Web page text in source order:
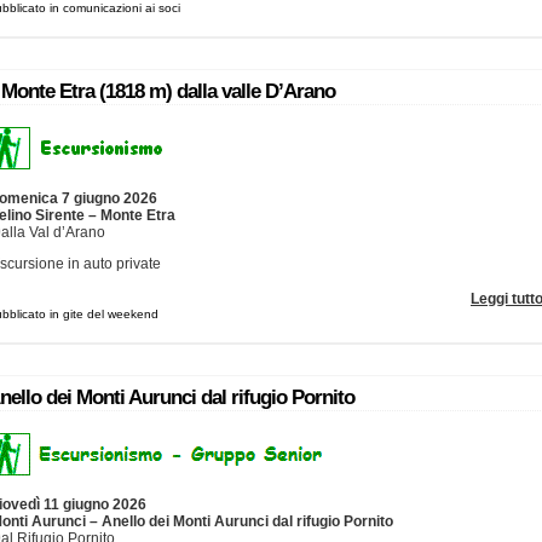
in comunicazioni ai soci
Etra (1818 m) dalla valle D’Arano
7 giugno 2026
Sirente – Monte Etra
Val d’Arano
in auto private
Leggi
in gite del weekend
dei Monti Aurunci dal rifugio Pornito
11 giugno 2026
Aurunci – Anello dei Monti Aurunci dal rifugio Pornito
Rifugio Pornito